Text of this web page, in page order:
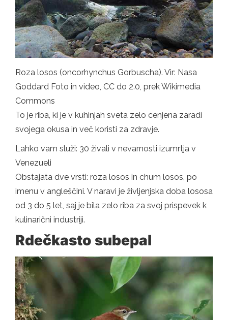
Roza losos (oncorhynchus Gorbuscha). Vir: Nasa
Goddard Foto in video, CC do 2.0, prek Wikimedia
Commons
To je riba, ki je v kuhinjah sveta zelo cenjena zaradi
svojega okusa in več koristi za zdravje.
Lahko vam služi: 30 živali v nevarnosti izumrtja v
Venezueli
Obstajata dve vrsti: roza losos in chum losos, po
imenu v angleščini. V naravi je življenjska doba lososa
od 3 do 5 let, saj je bila zelo riba za svoj prispevek k
kulinarični industriji.
Rdečkasto subepal